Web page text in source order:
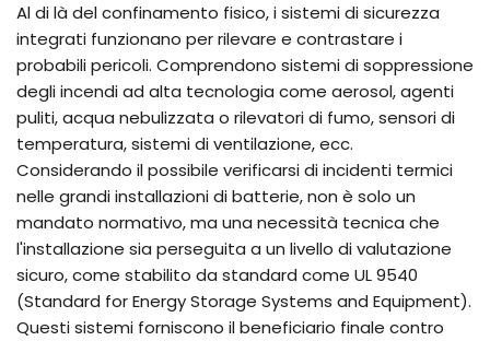
Al di là del confinamento fisico, i sistemi di sicurezza
integrati funzionano per rilevare e contrastare i
probabili pericoli. Comprendono sistemi di soppressione
degli incendi ad alta tecnologia come aerosol, agenti
puliti, acqua nebulizzata o rilevatori di fumo, sensori di
temperatura, sistemi di ventilazione, ecc.
Considerando il possibile verificarsi di incidenti termici
nelle grandi installazioni di batterie, non è solo un
mandato normativo, ma una necessità tecnica che
l'installazione sia perseguita a un livello di valutazione
sicuro, come stabilito da standard come UL 9540
(Standard for Energy Storage Systems and Equipment).
Questi sistemi forniscono il beneficiario finale contro